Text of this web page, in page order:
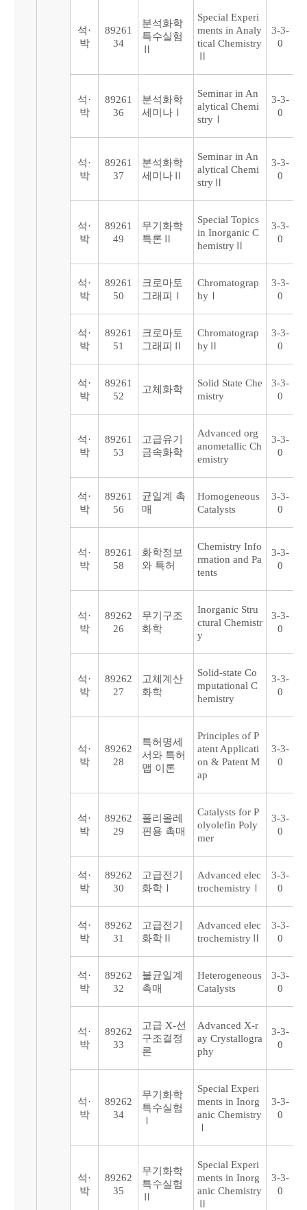
석·
박
89261
34
분석화학
특수실험
Ⅱ
Special Experi
ments in Analy
tical Chemistry
Ⅱ
3-3-
0
석·
박
89261
36
분석화학
세미나Ⅰ
Seminar in An
alytical Chemi
stryⅠ
3-3-
0
석·
박
89261
37
분석화학
세미나Ⅱ
Seminar in An
alytical Chemi
stryⅡ
3-3-
0
석·
박
89261
49
무기화학
특론Ⅱ
Special Topics
in Inorganic C
hemistryⅡ
3-3-
0
석·
박
89261
50
크로마토
그래피Ⅰ
Chromatograp
hyⅠ
3-3-
0
석·
박
89261
51
크로마토
그래피Ⅱ
Chromatograp
hyⅡ
3-3-
0
석·
박
89261
52
고체화학
Solid State Che
mistry
3-3-
0
석·
박
89261
53
고급유기
금속화학
Advanced org
anometallic Ch
emistry
3-3-
0
석·
박
89261
56
균일계 촉
매
Homogeneous
Catalysts
3-3-
0
석·
박
89261
58
화학정보
와 특허
Chemistry Info
rmation and Pa
tents
3-3-
0
석·
박
89262
26
무기구조
화학
Inorganic Stru
ctural Chemistr
y
3-3-
0
석·
박
89262
27
고체계산
화학
Solid-state Co
mputational C
hemistry
3-3-
0
석·
박
89262
28
특허명세
서와 특허
맵 이론
Principles of P
atent Applicati
on & Patent M
ap
3-3-
0
석·
박
89262
29
폴리올레
핀용 촉매
Catalysts for P
olyolefin Poly
mer
3-3-
0
석·
박
89262
30
고급전기
화학Ⅰ
Advanced elec
trochemistryⅠ
3-3-
0
석·
박
89262
31
고급전기
화학Ⅱ
Advanced elec
trochemistryⅡ
3-3-
0
석·
박
89262
32
불균일계
촉매
Heterogeneous
Catalysts
3-3-
0
석·
박
89262
33
고급 X-선
구조결정
론
Advanced X-r
ay Crystallogra
phy
3-3-
0
석·
박
89262
34
무기화학
특수실험
Ⅰ
Special Experi
ments in Inorg
anic Chemistry
Ⅰ
3-3-
0
석·
박
89262
35
무기화학
특수실험
Ⅱ
Special Experi
ments in Inorg
anic Chemistry
Ⅱ
3-3-
0